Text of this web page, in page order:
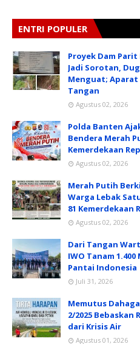
ENTRI POPULER
Proyek Dam Parit
Jadi Sorotan,
Menguat; Aparat
Tangan
Agustus 02, 2026
Polda Banten
Bendera Merah
Kemerdekaan
Agustus 02, 2026
Merah Putih
Warga Lebak
81 Kemerdekaan
Agustus 02, 2026
Dari Tangan
IWO Tanam
Pantai Indonesia
Juli 31, 2026
Memutus
2/2025 Bebaskan
dari Krisis Air
Agustus 01, 2026